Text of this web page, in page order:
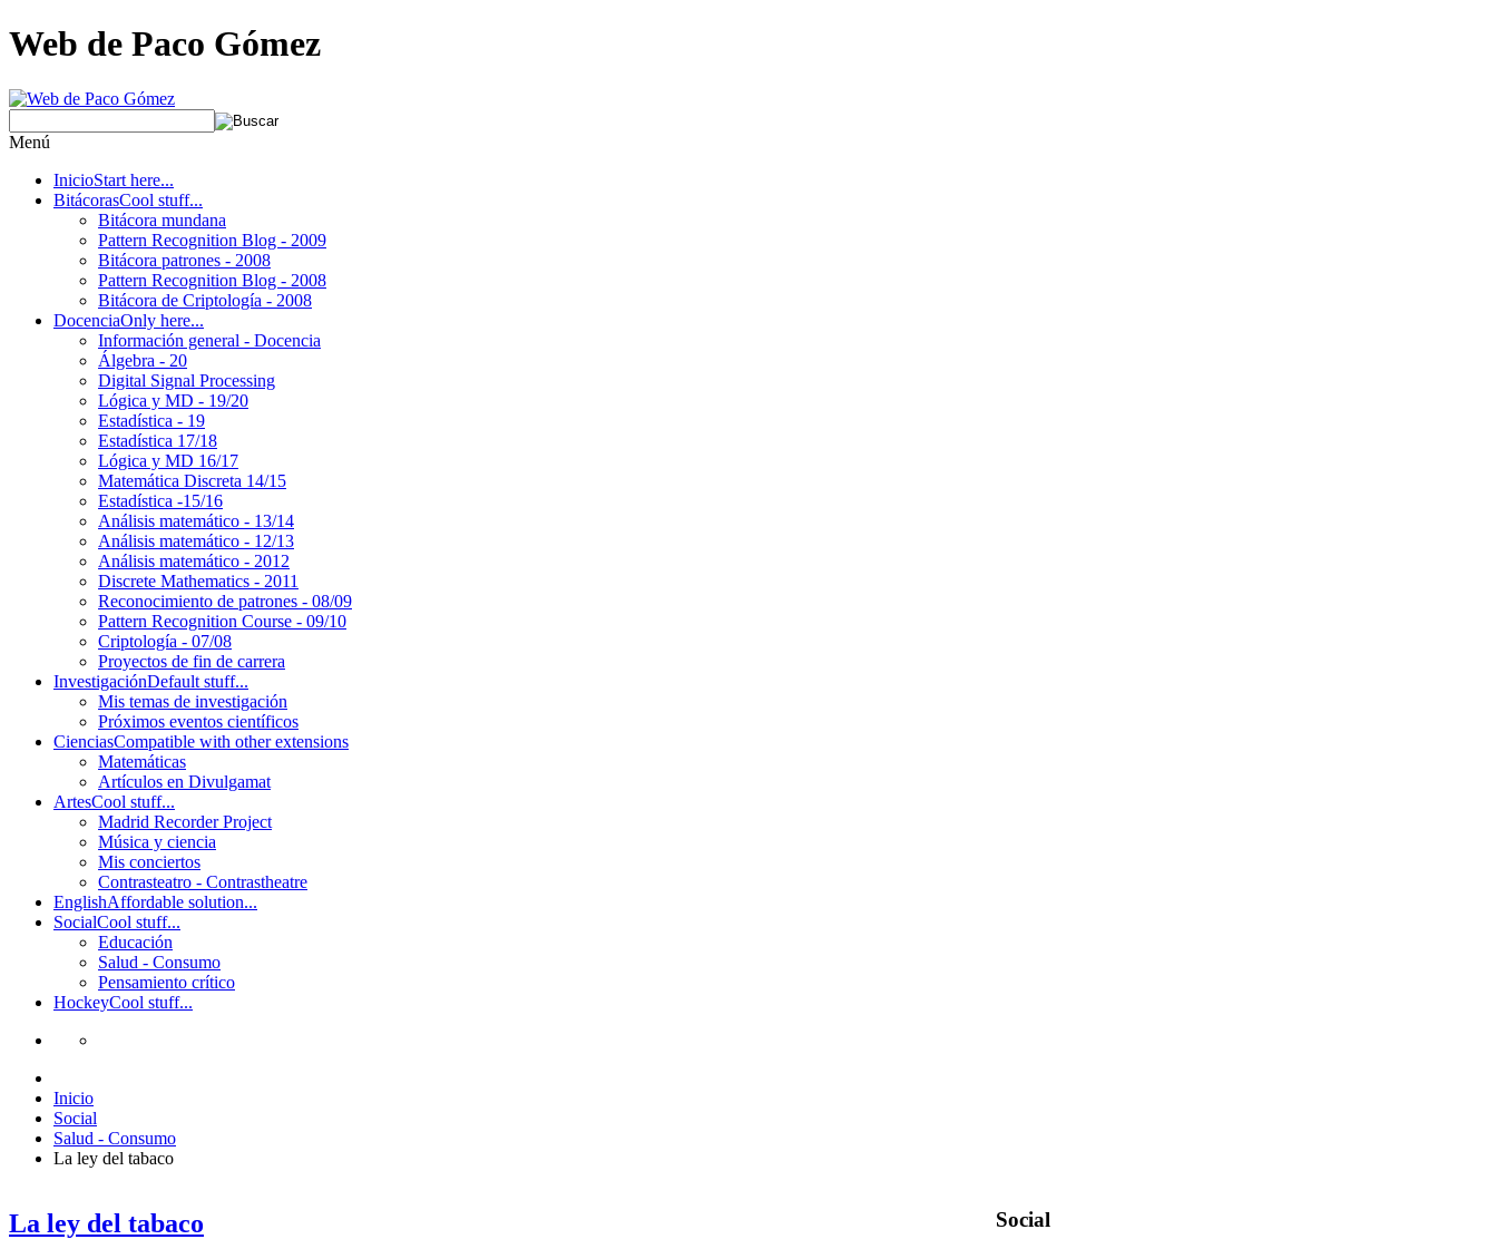
Web de Paco Gómez
Menú
InicioStart here...
BitácorasCool stuff...
Bitácora mundana
Pattern Recognition Blog - 2009
Bitácora patrones - 2008
Pattern Recognition Blog - 2008
Bitácora de Criptología - 2008
DocenciaOnly here...
Información general - Docencia
Álgebra - 20
Digital Signal Processing
Lógica y MD - 19/20
Estadística - 19
Estadística 17/18
Lógica y MD 16/17
Matemática Discreta 14/15
Estadística -15/16
Análisis matemático - 13/14
Análisis matemático - 12/13
Análisis matemático - 2012
Discrete Mathematics - 2011
Reconocimiento de patrones - 08/09
Pattern Recognition Course - 09/10
Criptología - 07/08
Proyectos de fin de carrera
InvestigaciónDefault stuff...
Mis temas de investigación
Próximos eventos científicos
CienciasCompatible with other extensions
Matemáticas
Artículos en Divulgamat
ArtesCool stuff...
Madrid Recorder Project
Música y ciencia
Mis conciertos
Contrasteatro - Contrastheatre
EnglishAffordable solution...
SocialCool stuff...
Educación
Salud - Consumo
Pensamiento crítico
HockeyCool stuff...
Inicio
Social
Salud - Consumo
La ley del tabaco
La ley del tabaco Social